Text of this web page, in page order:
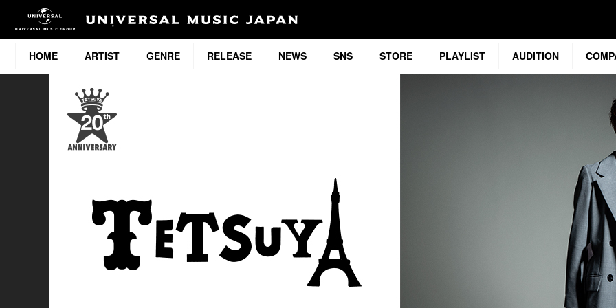
HOME ARTIST GENRE RELEASE NEWS SNS STORE PLAYLIST AUDITION